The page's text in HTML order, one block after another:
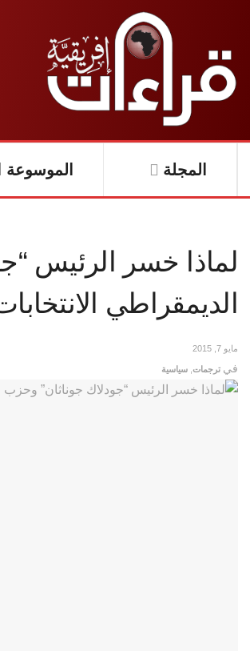
المجلة الموسوعة
لماذا خسر الرئيس
الديمقراطي
مايو 7, 2015
في ترجمات سياسية